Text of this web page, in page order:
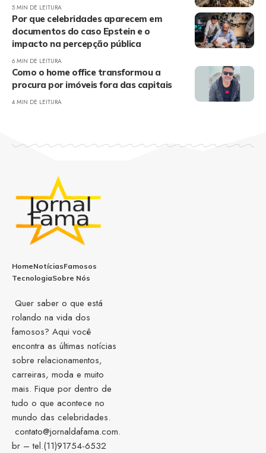
5 MIN DE LEITURA
Por que celebridades aparecem em
documentos do caso Epstein e o
impacto na percepção pública
6 MIN DE LEITURA
Como o home office transformou a
procura por imóveis fora das capitais
4 MIN DE LEITURA
HomeNotíciasFamosos
TecnologiaSobre Nós
Quer saber o que está
rolando na vida dos
famosos? Aqui você
encontra as últimas notícias
sobre relacionamentos,
carreiras, moda e muito
mais. Fique por dentro de
tudo o que acontece no
mundo das celebridades.
contato@jornaldafama.com.
br – tel.(11)91754-6532